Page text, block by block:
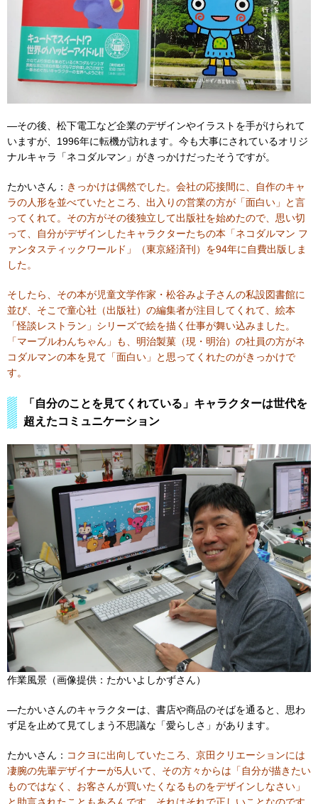
―その後、松下電工など企業のデザインやイラストを手がけられて
いますが、1996年に転機が訪れます。今も大事にされているオリジ
ナルキャラ「ネコダルマン」がきっかけだったそうですが。
たかいさん： きっかけは偶然でした。会社の応接間に、自作のキャ
ラの人形を並べていたところ、出入りの営業の方が「面白い」と言
ってくれて。その方がその後独立して出版社を始めたので、思い切
って、自分がデザインしたキャラクターたちの本「ネコダルマン フ
ァンタスティックワールド」（東京経済刊）を94年に自費出版しま
した。
そしたら、その本が児童文学作家・松谷みよ子さんの私設図書館に
並び、そこで童心社（出版社）の編集者が注目してくれて、絵本
「怪談レストラン」シリーズで絵を描く仕事が舞い込みました。
「マーブルわんちゃん」も、明治製菓（現・明治）の社員の方がネ
コダルマンの本を見て「面白い」と思ってくれたのがきっかけで
す。
「自分のことを見てくれている」キャラクターは世代を
超えたコミュニケーション
作業風景（画像提供：たかいよしかずさん）
―たかいさんのキャラクターは、書店や商品のそばを通ると、思わ
ず足を止めて見てしまう不思議な「愛らしさ」があります。
たかいさん： コクヨに出向していたころ、京田クリエーションには
凄腕の先輩デザイナーが5人いて、その方々からは「自分が描きたい
ものではなく、お客さんが買いたくなるものをデザインしなさい」